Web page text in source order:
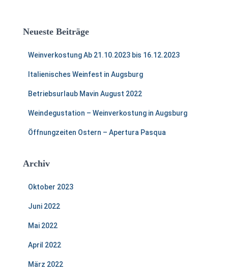
n
Neueste Beiträge
Weinverkostung Ab 21.10.2023 bis 16.12.2023
Italienisches Weinfest in Augsburg
Betriebsurlaub Mavin August 2022
Weindegustation – Weinverkostung in Augsburg
Öffnungzeiten Ostern – Apertura Pasqua
Archiv
Oktober 2023
Juni 2022
Mai 2022
April 2022
März 2022